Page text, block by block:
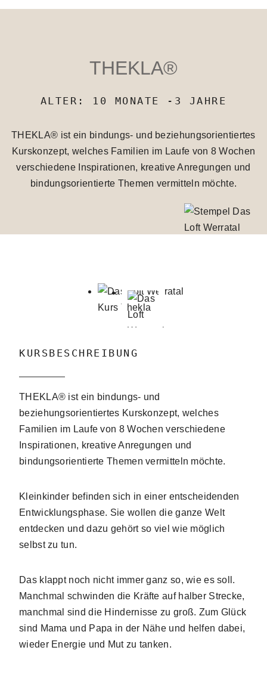
THEKLA®
ALTER: 10 MONATE -3 JAHRE
THEKLA® ist ein bindungs- und beziehungsorientiertes
Kurskonzept, welches Familien im Laufe von 8 Wochen
verschiedene Inspirationen, kreative Anregungen und
bindungsorientierte Themen vermitteln möchte.
KURSBESCHREIBUNG
THEKLA® ist ein bindungs- und
beziehungsorientiertes Kurskonzept, welches
Familien im Laufe von 8 Wochen verschiedene
Inspirationen, kreative Anregungen und
bindungsorientierte Themen vermitteln möchte.
Kleinkinder befinden sich in einer entscheidenden
Entwicklungsphase. Sie wollen die ganze Welt
entdecken und dazu gehört so viel wie möglich
selbst zu tun.
Das klappt noch nicht immer ganz so, wie es soll.
Manchmal schwinden die Kräfte auf halber Strecke,
manchmal sind die Hindernisse zu groß. Zum Glück
sind Mama und Papa in der Nähe und helfen dabei,
wieder Energie und Mut zu tanken.